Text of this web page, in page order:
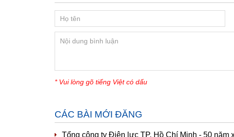
* Vui lòng gõ tiếng Việt có dấu
CÁC BÀI MỚI ĐĂNG
Tổng công ty Điện lực TP. Hồ Chí Minh - 50 năm